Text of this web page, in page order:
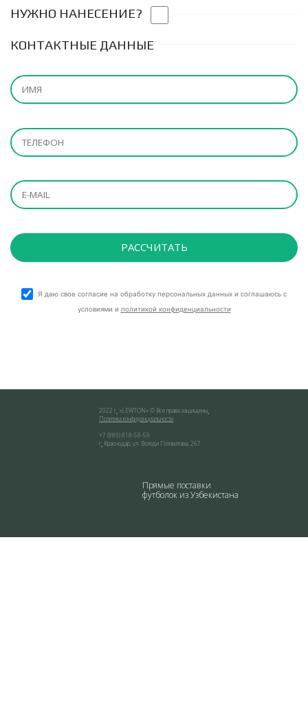
НУЖНО НАНЕСЕНИЕ?
КОНТАКТНЫЕ ДАННЫЕ
Я даю свое согласие на обработку персональных данных и соглашаюсь с
условиями и политикой конфиденциальности
2022 г «LEWTON» © Все права защищены
Политика конфиденциальности
+7 (989) 818-59-59
г Краснодар ул. Володи Головатова, 267
Прямые поставки
футболок из Узбекистана